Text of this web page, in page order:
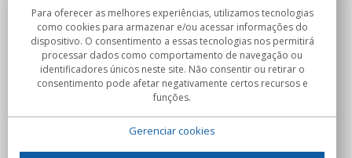
Sobre nosotros
Compromissos
Compras
Para oferecer as melhores experiências, utilizamos tecnologias
como cookies para armazenar e/ou acessar informações do
dispositivo. O consentimento a essas tecnologias nos permitirá
processar dados como comportamento de navegação ou
identificadores únicos neste site. Não consentir ou retirar o
consentimento pode afetar negativamente certos recursos e
funções.
Gerenciar cookies